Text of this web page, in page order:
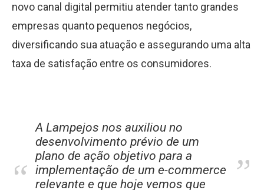
novo canal digital permitiu atender tanto grandes
empresas quanto pequenos negócios,
diversificando sua atuação e assegurando uma alta
taxa de satisfação entre os consumidores.
”
A Lampejos nos auxiliou no
desenvolvimento prévio de um
plano de ação objetivo para a
implementação de um e-commerce
relevante e que hoje vemos que
”